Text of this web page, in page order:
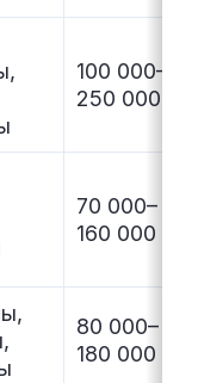
100 000–
250 000
70 000–
160 000
80 000–
180 000